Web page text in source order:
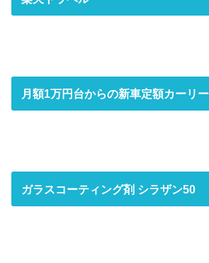
月額1万円台からの新車定額カーリー
ガラスコーティング剤 シラザン50